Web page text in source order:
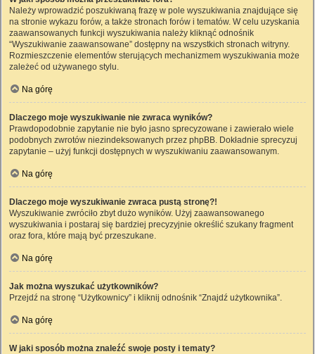
Należy wprowadzić poszukiwaną frazę w pole wyszukiwania znajdujące się
na stronie wykazu forów, a także stronach forów i tematów. W celu uzyskania
zaawansowanych funkcji wyszukiwania należy kliknąć odnośnik
“Wyszukiwanie zaawansowane” dostępny na wszystkich stronach witryny.
Rozmieszczenie elementów sterujących mechanizmem wyszukiwania może
zależeć od używanego stylu.
Na górę
Dlaczego moje wyszukiwanie nie zwraca wyników?
Prawdopodobnie zapytanie nie było jasno sprecyzowane i zawierało wiele
podobnych zwrotów niezindeksowanych przez phpBB. Dokładnie sprecyzuj
zapytanie – użyj funkcji dostępnych w wyszukiwaniu zaawansowanym.
Na górę
Dlaczego moje wyszukiwanie zwraca pustą stronę?!
Wyszukiwanie zwróciło zbyt dużo wyników. Użyj zaawansowanego
wyszukiwania i postaraj się bardziej precyzyjnie określić szukany fragment
oraz fora, które mają być przeszukane.
Na górę
Jak można wyszukać użytkowników?
Przejdź na stronę “Użytkownicy” i kliknij odnośnik “Znajdź użytkownika”.
Na górę
W jaki sposób można znaleźć swoje posty i tematy?